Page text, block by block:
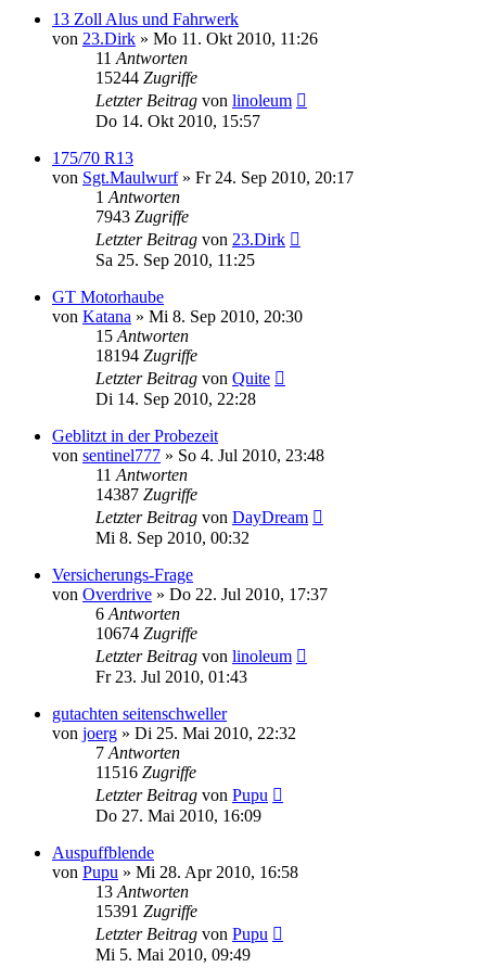
13 Zoll Alus und Fahrwerk
von 23.Dirk » Mo 11. Okt 2010, 11:26
11 Antworten
15244 Zugriffe
Letzter Beitrag von linoleum
Do 14. Okt 2010, 15:57
175/70 R13
von Sgt.Maulwurf» Fr 24. Sep 2010, 20:17
1 Antworten
7943 Zugriffe
Letzter Beitrag von 23.Dirk
Sa 25. Sep 2010, 11:25
GT Motorhaube
von Katana » Mi 8. Sep 2010, 20:30
15 Antworten
18194 Zugriffe
Letzter Beitrag von Quite
Di 14. Sep 2010, 22:28
Geblitzt in der Probezeit
von sentinel777 » So 4. Jul 2010, 23:48
11 Antworten
14387 Zugriffe
Letzter Beitrag von DayDream
Mi 8. Sep 2010, 00:32
Versicherungs-Frage
von Overdrive » Do 22. Jul 2010, 17:37
6 Antworten
10674 Zugriffe
Letzter Beitrag von linoleum
Fr 23. Jul 2010, 01:43
gutachten seitenschweller
von joerg » Di 25. Mai 2010, 22:32
7 Antworten
11516 Zugriffe
Letzter Beitrag von Pupu
Do 27. Mai 2010, 16:09
Auspuffblende
von Pupu » Mi 28. Apr 2010, 16:58
13 Antworten
15391 Zugriffe
Letzter Beitrag von Pupu
Mi 5. Mai 2010, 09:49